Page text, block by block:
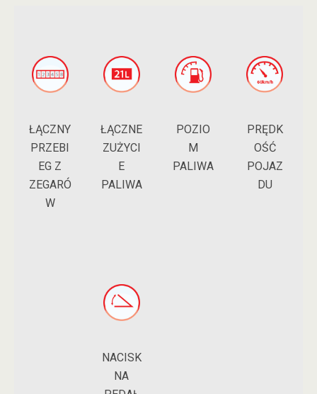
ŁĄCZNY
PRZEBI
EG Z
ZEGARÓ
W
ŁĄCZNE
ZUŻYCI
E
PALIWA
POZIO
M
PALIWA
PRĘDK
OŚĆ
POJAZ
DU
NACISK
NA